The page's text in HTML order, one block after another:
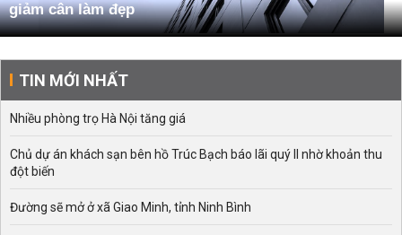
giảm cân làm đẹp
TIN MỚI NHẤT
Nhiều phòng trọ Hà Nội tăng giá
Chủ dự án khách sạn bên hồ Trúc Bạch báo lãi quý II nhờ khoản thu
đột biến
Đường sẽ mở ở xã Giao Minh, tỉnh Ninh Bình